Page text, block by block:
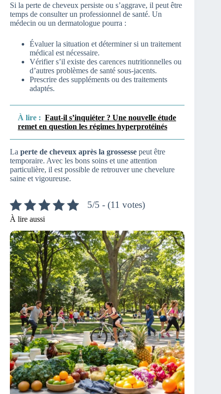
Si la perte de cheveux persiste ou s’aggrave, il peut être
temps de consulter un professionnel de santé. Un
médecin ou un dermatologue pourra :
Évaluer la situation et déterminer si un traitement
médical est nécessaire.
Vérifier s’il existe des carences nutritionnelles ou
d’autres problèmes de santé sous-jacents.
Prescrire des suppléments ou des traitements
adaptés.
À lire : Faut-il s’inquiéter ? Une nouvelle étude
remet en question les régimes hyperprotéinés
La perte de cheveux après la grossesse peut être
temporaire. Avec les bons soins et une attention
particulière, il est possible de retrouver une chevelure
saine et vigoureuse.
5/5 - (11 votes)
À lire aussi